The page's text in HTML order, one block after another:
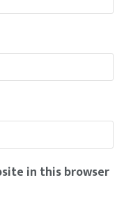
in this browser